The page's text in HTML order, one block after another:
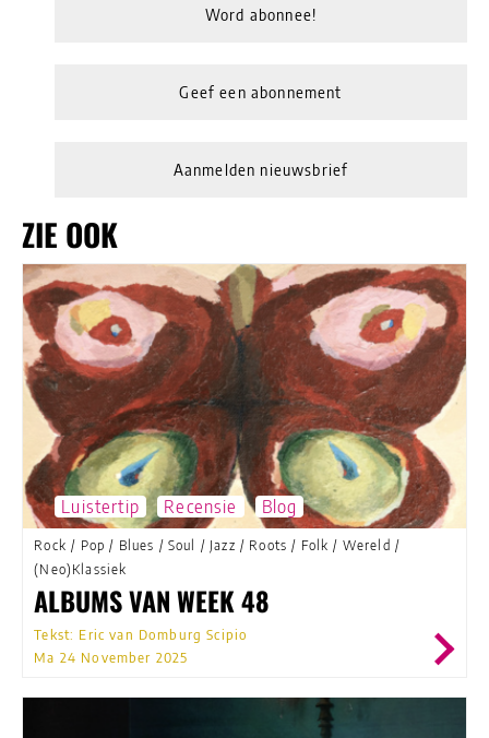
Word abonnee!
Geef een abonnement
Aanmelden nieuwsbrief
ZIE OOK
Luistertip Recensie Blog
Rock / Pop / Blues / Soul / Jazz / Roots / Folk / Wereld /
(Neo)Klassiek
ALBUMS VAN WEEK 48
Tekst: Eric van Domburg Scipio
Ma 24 November 2025